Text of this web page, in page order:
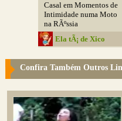
Casal em Momentos de
Intimidade numa Moto
na RÃºssia
Ela tÃ¡ de Xico
Confira Também Outros